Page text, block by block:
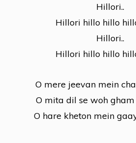
Hillori..
Hillori hillo hillo
Hillori..
Hillori hillo hillo
O mere jeevan mein
O mita dil se woh
O hare kheton mein